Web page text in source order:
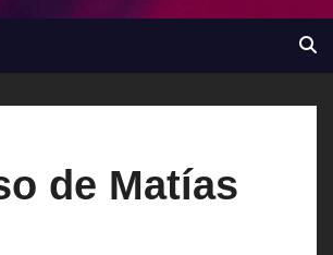
de Matías